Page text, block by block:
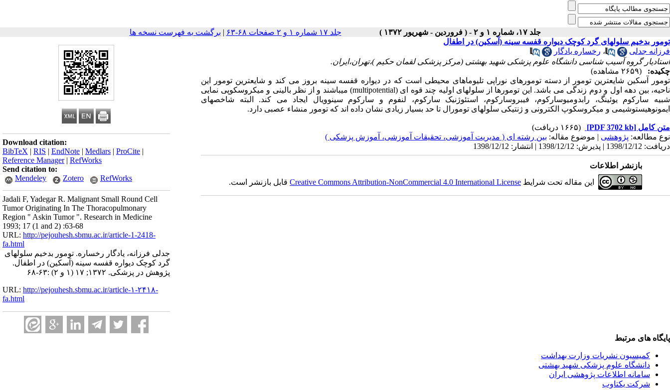
جلد ۱۷، شماره ۱ و ۲ - ( فروردین - شهریور ۱۳۷۲ ) جلد ۱۷ شماره ۱ و ۲ صفحات ۶۸-۶۳ | برگشت به فهرست نسخه ها
Download citation:
BibTeX | RIS | EndNote | Medlars | ProCite |
Reference Manager| RefWorks
Send citation to:
Mendeley
Zotero RefWorks
Jadali F, Yadegar R. Malignant Small Round Cell
Tumor Originating In The Thoracopulmonary
Region " Askin Tumor ". Research in Medicine
1993; 17 (1 and 2) :63-68
URL: http://pejouhesh.sbmu.ac.ir/article-1-2418-
fa.html
جدلی فرزانه، یادگار رخساره. تومور بدخیم سلولهای
گرد کوچک دیواره قفسه سینه (آسکین) در اطفال.
پژوهش در پزشکی. ۱۳۷۲; ۱۷ (۱ و ۲) :۶۳-۶۸
URL: http://pejouhesh.sbmu.ac.ir/article-۱-۲۴۱۸-
fa.html
تومور بدخیم سلولهای گرد کوچک دیواره قفسه سینه (آسکین) در اطفال
فرزانه جدلی
، رخساره یادگار
استادیار گروه آسیب شناسی دانشگاه علوم پزشکی شهید بهشتی (مرکز پزشکی لقمان حکیم )،تهران،ایران.
چکیده:
(۲۶۵۹ مشاهده)
تومور آسکین شایعترین تومور از دسته تومورهای نوراپی تلیوماهای محیطی است که در دیواره قفسه سینه بروز می کند و شایعترین تومور این
ناحیه، بین دهه اول و دوم زندگی می باشد. این تومورها از سلولهای اولیه چند قوه ای (multipotential) میباشند و از نظر بالینی و میکروسکوپی نمایی
شبیه سارکوم یوئینگ، رابدومیوسارکوم، فیبروسارکوم، استئوژنیک سارکوم، لنفوم و سارکوم سینوویال ایجاد می کند. البته شاخصهای
ایمونوهیستوشیمی و میکروسکوپ الکترونی و ژنتیکی سلولهای تومورال تا حد بسیار زیادی نشان داده اند که تومور منشاء عصبی دارد.
متن کامل [PDF 3702 kb]
(۱۶۶۵ دریافت)
نوع مطالعه: پژوهشی | موضوع مقاله: بین رشته ای ( مدیریت آموزشی، تحقیقات آموزشی، آموزش پزشکی )
دریافت: 1398/12/12 | پذیرش: 1398/12/12 | انتشار: 1398/12/12
بازنشر اطلاعات
این مقاله تحت شرایط Creative Commons Attribution-NonCommercial 4.0 International Licenseقابل بازنشر است.
پایگاه های مرتبط
کمیسیون نشریات وزارت بهداشت
دانشگاه علوم پزشکی شهید بهشتی
سامانه اطلاعات پژوهشی ایران
شرکت یکتاوب